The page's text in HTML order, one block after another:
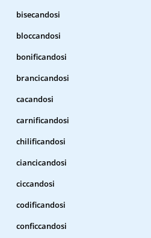
bisecandosi
bloccandosi
bonificandosi
brancicandosi
cacandosi
carnificandosi
chilificandosi
ciancicandosi
ciccandosi
codificandosi
conficcandosi